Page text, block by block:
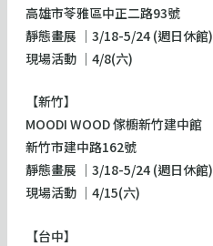
高雄市苓雅區中正二路93號
靜態畫展 │3/18-5/24 (週日休館)
現場活動 │4/8(六)
【新竹】
MOODI WOOD 傢櫥新竹建中館
新竹市建中路162號
靜態畫展 │3/18-5/24 (週日休館)
現場活動 │4/15(六)
【台中】